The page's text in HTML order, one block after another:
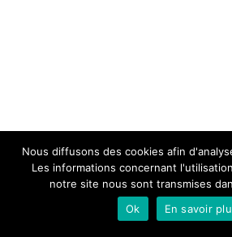
Nous diffusons des cookies afin
Les informations concernant
notre site nous sont transmises
Ok
En savoir